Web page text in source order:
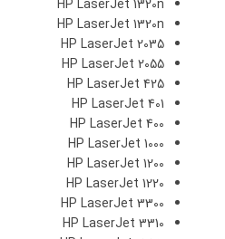
HP LaserJet 1320n
HP LaserJet 1320n
HP LaserJet 2035
HP LaserJet 2055
HP LaserJet 425
HP LaserJet 401
HP LaserJet 400
HP LaserJet 1000
HP LaserJet 1200
HP LaserJet 1220
HP LaserJet 3300
HP LaserJet 3310